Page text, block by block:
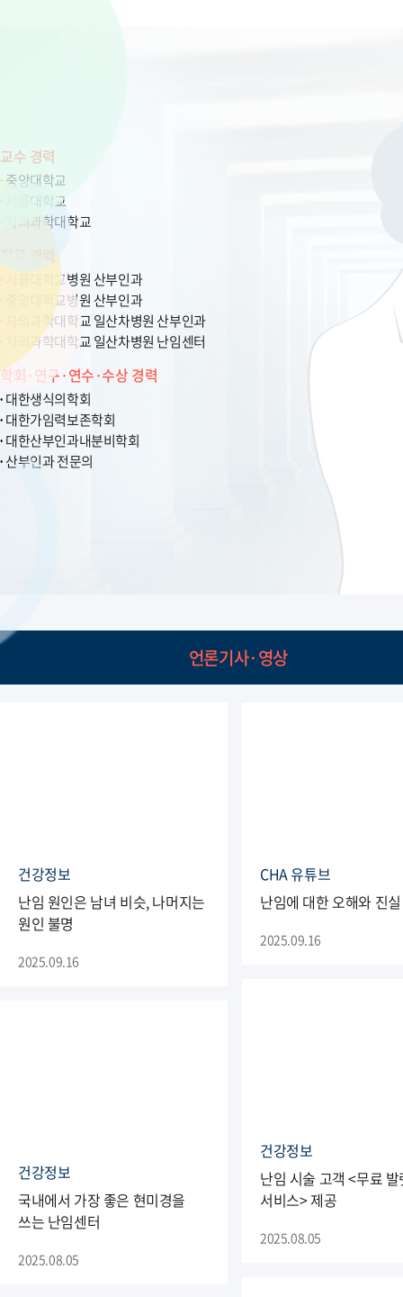
교수 경력
중앙대학교
서울대학교
차의과학대학교
서울대학교병원 산부인과
중앙대학교병원 산부인과
차의과학대학교 일산차병원 산부인과
차의과학대학교 일산차병원 난임센터
학회·연구·연수·수상 경력
대한생식의학회
대한가임력보존학회
대한산부인과내분비학회
산부인과 전문의
언론기사·영상
건강정보
난임 원인은 남녀 비슷, 나머지는
원인 불명
2025.09.16
CHA 유튜브
난임에 대한 오해와 진실
2025.09.16
건강정보
난임 시술 고객 <무료
서비스> 제공
2025.08.05
건강정보
국내에서 가장 좋은 현미경을
쓰는 난임센터
2025.08.05